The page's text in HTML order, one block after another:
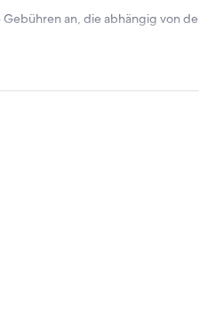
Gebühren an, die abhängig von